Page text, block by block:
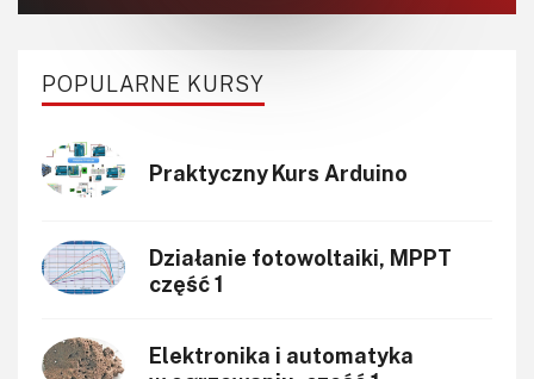
POPULARNE KURSY
Praktyczny Kurs Arduino
Działanie fotowoltaiki, MPPT
część 1
Elektronika i automatyka